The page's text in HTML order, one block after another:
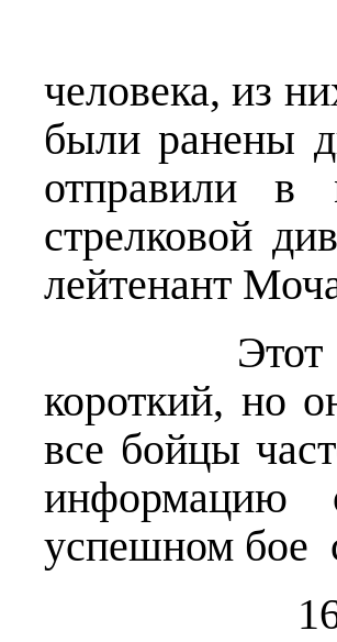
В 1-м
человека, из
были ранены
отправили в
стрелковой
лейтенант
Этот
короткий, но
все бойцы
информацию
успешном бое
16